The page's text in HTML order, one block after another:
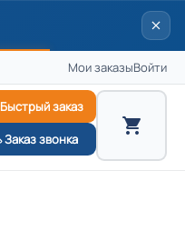
Мои заказыВойти
Быстрый заказ
Заказ звонка